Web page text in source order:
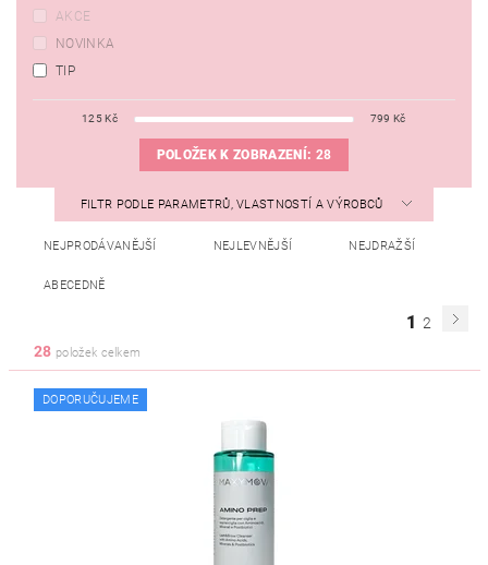
AKCE
NOVINKA
TIP
125Kč 799 Kč
POLOŽEK K ZOBRAZENÍ: 28
FILTR PODLE PARAMETRŮ, VLASTNOSTÍ A VÝROBCŮ
NEJPRODÁVANĚJŠÍ NEJLEVNĚJŠÍ NEJDRAŽŠÍ
ABECEDNĚ
1 2
28 položek celkem
DOPORUČUJEME